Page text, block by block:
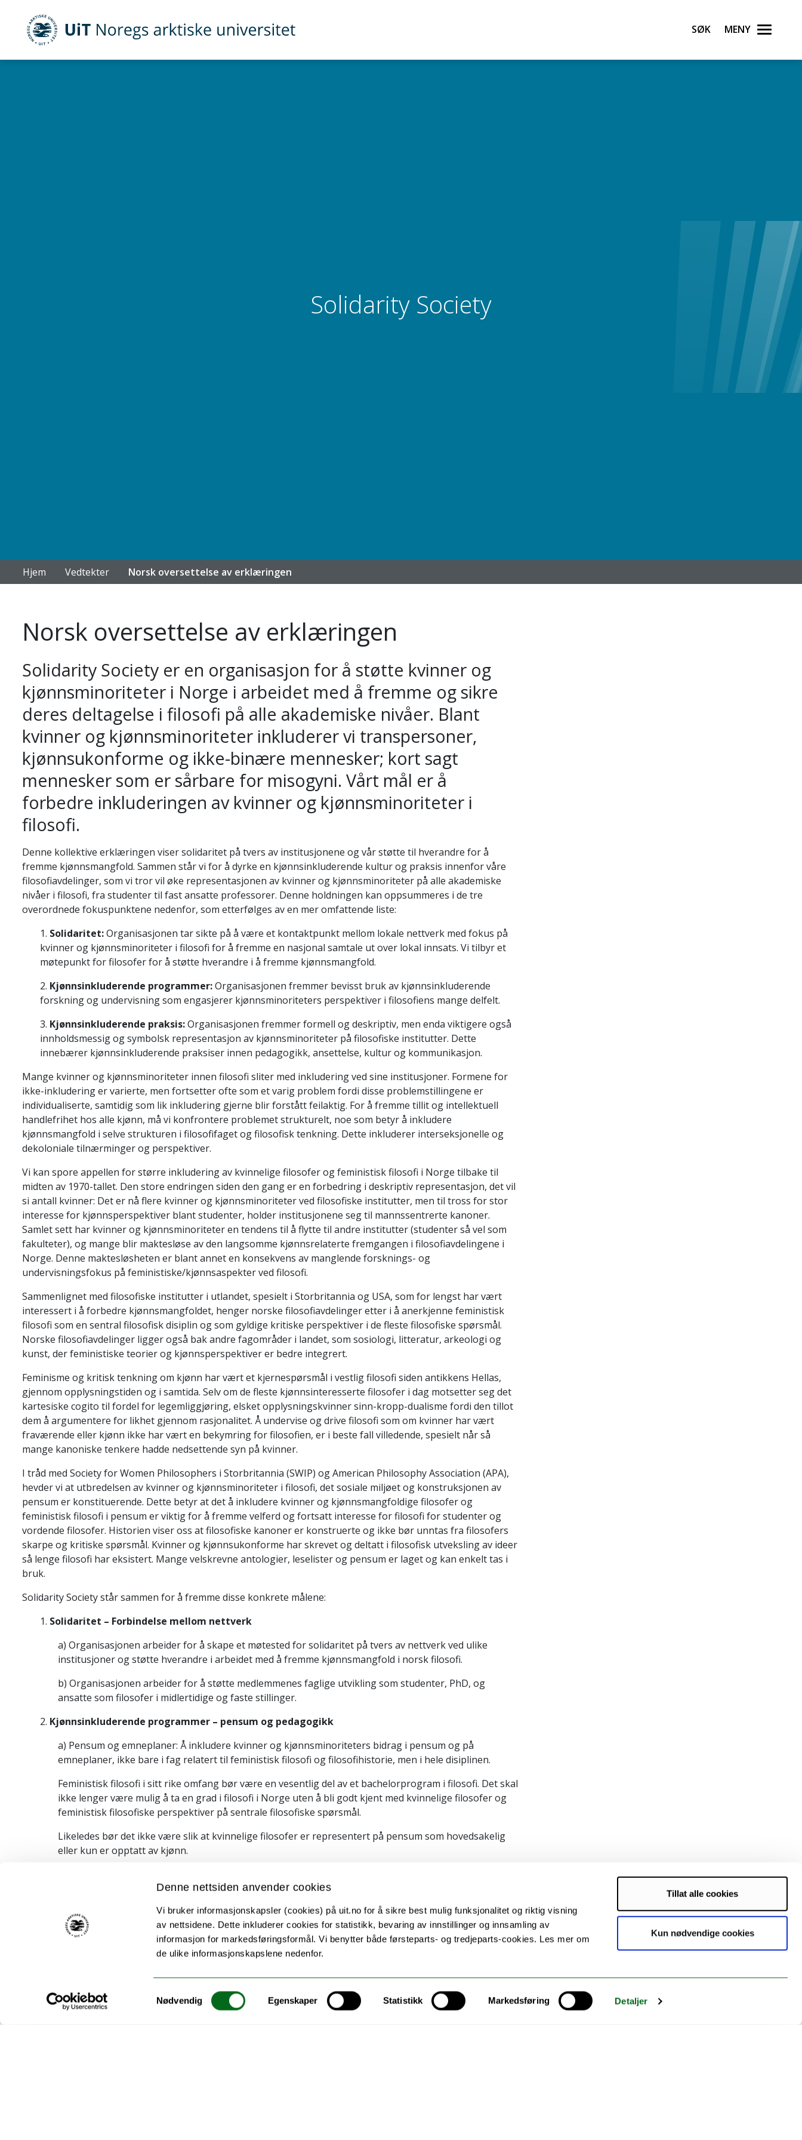
Denne nettsiden anvender cookies
Vi bruker informasjonskapsler (cookies) på uit.no for å sikre best mulig funksjonalitet og riktig visning
av nettsidene. Dette inkluderer cookies for statistikk, bevaring av innstillinger og innsamling av
informasjon for markedsføringsformål. Vi benytter både førsteparts- og tredjeparts-cookies. Les mer om
de ulike informasjonskapslene nedenfor.
Samtykkevalg
Nødvendig Egenskaper Statistikk Markedsføring Detaljer
Tillat alle cookies
Kun nødvendige cookies
UiT Noregs arktiske universitet Søk Meny
Solidarity Society
Hjem Vedtekter Norsk oversettelse av erklæringen
Norsk oversettelse av erklæringen
Solidarity Society er en organisasjon for å støtte kvinner og
kjønnsminoriteter i Norge i arbeidet med å fremme og sikre
deres deltagelse i filosofi på alle akademiske nivåer. Blant
kvinner og kjønnsminoriteter inkluderer vi transpersoner,
kjønnsukonforme og ikke-binære mennesker; kort sagt
mennesker som er sårbare for misogyni. Vårt mål er å
forbedre inkluderingen av kvinner og kjønnsminoriteter i
filosofi.
Denne kollektive erklæringen viser solidaritet på tvers av institusjonene og vår støtte til hverandre for å
fremme kjønnsmangfold. Sammen står vi for å dyrke en kjønnsinkluderende kultur og praksis innenfor våre
filosofiavdelinger, som vi tror vil øke representasjonen av kvinner og kjønnsminoriteter på alle akademiske
nivåer i filosofi, fra studenter til fast ansatte professorer. Denne holdningen kan oppsummeres i de tre
overordnede fokuspunktene nedenfor, som etterfølges av en mer omfattende liste:
1. Solidaritet:Organisasjonen tar sikte på å være et kontaktpunkt mellom lokale nettverk med fokus på
kvinner og kjønnsminoriteter i filosofi for å fremme en nasjonal samtale ut over lokal innsats. Vi tilbyr et
møtepunkt for filosofer for å støtte hverandre i å fremme kjønnsmangfold.
2. Kjønnsinkluderende programmer:Organisasjonen fremmer bevisst bruk av kjønnsinkluderende
forskning og undervisning som engasjerer kjønnsminoriteters perspektiver i filosofiens mange delfelt.
3. Kjønnsinkluderende praksis:Organisasjonen fremmer formell og deskriptiv, men enda viktigere også
innholdsmessig og symbolsk representasjon av kjønnsminoriteter på filosofiske institutter. Dette
innebærer kjønnsinkluderende praksiser innen pedagogikk, ansettelse, kultur og kommunikasjon.
Mange kvinner og kjønnsminoriteter innen filosofi sliter med inkludering ved sine institusjoner. Formene for
ikke-inkludering er varierte, men fortsetter ofte som et varig problem fordi disse problemstillingene er
individualiserte, samtidig som lik inkludering gjerne blir forstått feilaktig. For å fremme tillit og intellektuell
handlefrihet hos alle kjønn, må vi konfrontere problemet strukturelt, noe som betyr å inkludere
kjønnsmangfold i selve strukturen i filosofifaget og filosofisk tenkning. Dette inkluderer interseksjonelle og
dekoloniale tilnærminger og perspektiver.
Vi kan spore appellen for større inkludering av kvinnelige filosofer og feministisk filosofi i Norge tilbake til
midten av 1970-tallet. Den store endringen siden den gang er en forbedring i deskriptiv representasjon, det vil
si antall kvinner: Det er nå flere kvinner og kjønnsminoriteter ved filosofiske institutter, men til tross for stor
interesse for kjønnsperspektiver blant studenter, holder institusjonene seg til mannssentrerte kanoner.
Samlet sett har kvinner og kjønnsminoriteter en tendens til å flytte til andre institutter (studenter så vel som
fakulteter), og mange blir maktesløse av den langsomme kjønnsrelaterte fremgangen i filosofiavdelingene i
Norge. Denne maktesløsheten er blant annet en konsekvens av manglende forsknings- og
undervisningsfokus på feministiske/kjønnsaspekter ved filosofi.
Sammenlignet med filosofiske institutter i utlandet, spesielt i Storbritannia og USA, som for lengst har vært
interessert i å forbedre kjønnsmangfoldet, henger norske filosofiavdelinger etter i å anerkjenne feministisk
filosofi som en sentral filosofisk disiplin og som gyldige kritiske perspektiver i de fleste filosofiske spørsmål.
Norske filosofiavdelinger ligger også bak andre fagområder i landet, som sosiologi, litteratur, arkeologi og
kunst, der feministiske teorier og kjønnsperspektiver er bedre integrert.
Feminisme og kritisk tenkning om kjønn har vært et kjernespørsmål i vestlig filosofi siden antikkens Hellas,
gjennom opplysningstiden og i samtida. Selv om de fleste kjønnsinteresserte filosofer i dag motsetter seg det
kartesiske cogito til fordel for legemliggjøring, elsket opplysningskvinner sinn-kropp-dualisme fordi den tillot
dem å argumentere for likhet gjennom rasjonalitet. Å undervise og drive filosofi som om kvinner har vært
fraværende eller kjønn ikke har vært en bekymring for filosofien, er i beste fall villedende, spesielt når så
mange kanoniske tenkere hadde nedsettende syn på kvinner.
I tråd med Society for Women Philosophers i Storbritannia (SWIP) og American Philosophy Association (APA),
hevder vi at utbredelsen av kvinner og kjønnsminoriteter i filosofi, det sosiale miljøet og konstruksjonen av
pensum er konstituerende. Dette betyr at det å inkludere kvinner og kjønnsmangfoldige filosofer og
feministisk filosofi i pensum er viktig for å fremme velferd og fortsatt interesse for filosofi for studenter og
vordende filosofer. Historien viser oss at filosofiske kanoner er konstruerte og ikke bør unntas fra filosofers
skarpe og kritiske spørsmål. Kvinner og kjønnsukonforme har skrevet og deltatt i filosofisk utveksling av ideer
så lenge filosofi har eksistert. Mange velskrevne antologier, leselister og pensum er laget og kan enkelt tas i
bruk.
Solidarity Society står sammen for å fremme disse konkrete målene:
1. Solidaritet – Forbindelse mellom nettverk
a) Organisasjonen arbeider for å skape et møtested for solidaritet på tvers av nettverk ved ulike
institusjoner og støtte hverandre i arbeidet med å fremme kjønnsmangfold i norsk filosofi.
b) Organisasjonen arbeider for å støtte medlemmenes faglige utvikling som studenter, PhD, og
ansatte som filosofer i midlertidige og faste stillinger.
2. Kjønnsinkluderende programmer – pensum og pedagogikk
a) Pensum og emneplaner: Å inkludere kvinner og kjønnsminoriteters bidrag i pensum og på
emneplaner, ikke bare i fag relatert til feministisk filosofi og filosofihistorie, men i hele disiplinen.
Feministisk filosofi i sitt rike omfang bør være en vesentlig del av et bachelorprogram i filosofi. Det skal
ikke lenger være mulig å ta en grad i filosofi i Norge uten å bli godt kjent med kvinnelige filosofer og
feministisk filosofiske perspektiver på sentrale filosofiske spørsmål.
Likeledes bør det ikke være slik at kvinnelige filosofer er representert på pensum som hovedsakelig
eller kun er opptatt av kjønn.
til blant studenter? Pedagogikk bør innebære en akutt og inkluderende bevissthet fra professorens
side om sin legitimerende funksjon som lærer i filosofiske refleksjoner overfor studenter.
Inkluderende kjønnspraksis – innholdsmessig og symbolsk representasjon
a) Det er ikke nok å dekke formell og deskriptiv representasjon for å oppnå et kjønnsinkluderende
underrepresentert kjønn, mens innholdsmessig og symbolsk representasjon innebærer å ha
medlemmer som spesialiserer seg på feministisk filosofi/kjønn som et filosofisk spørsmål, og at
kjønnsperspektiver inkluderes som mulige perspektiver i de fleste filosofiske underdisipliner.